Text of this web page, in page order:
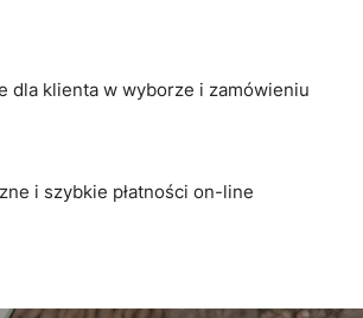
dla klienta w wyborze i zamówieniu
i szybkie płatności on-line